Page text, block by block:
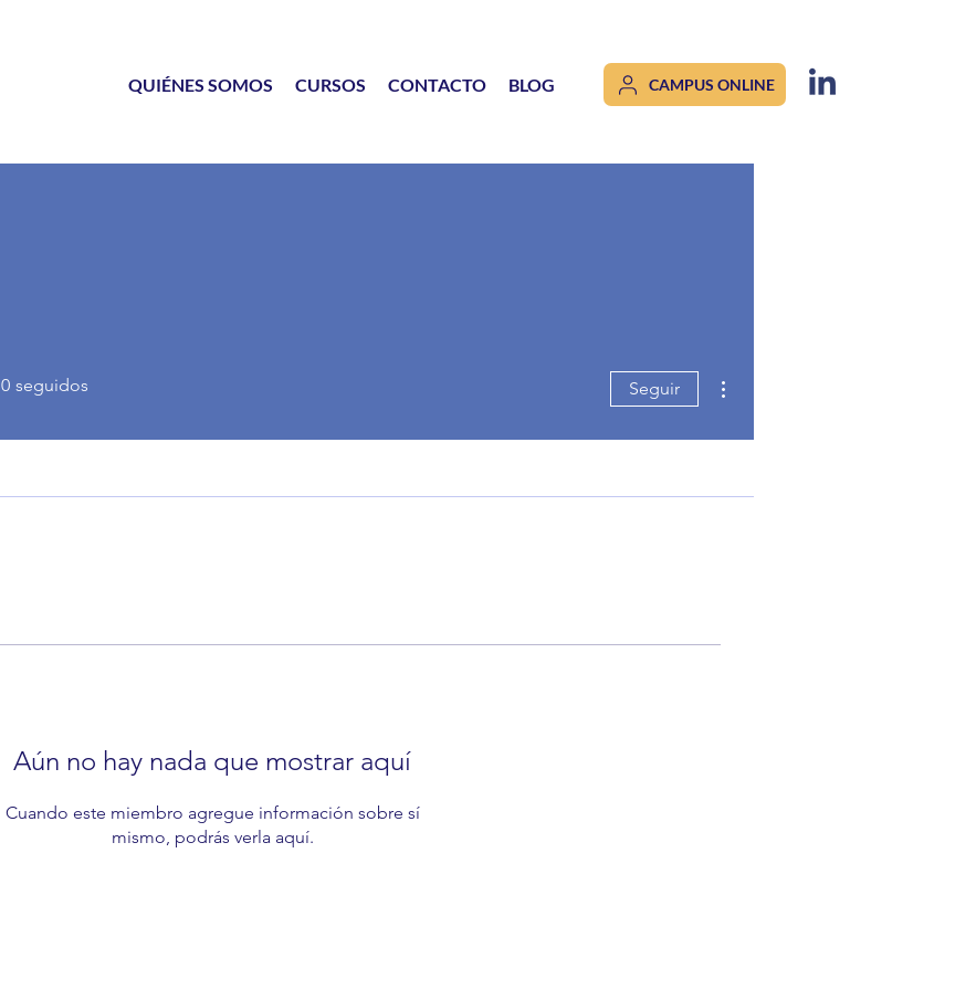
QUIÉNES SOMOS CURSOS CONTACTO BLOG CAMPUS ONLINE
0 seguidos Seguir
Aún no hay nada que mostrar aquí
Cuando este miembro agregue información sobre sí
mismo, podrás verla aquí.